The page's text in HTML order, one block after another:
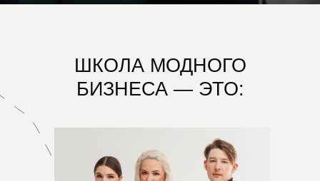
ШКОЛА МОДНОГО
БИЗНЕСА — ЭТО: